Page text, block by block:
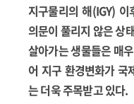
지구물리의 해(IGY)
의문이 풀리지 않은 상
살아가는 생물들은 매
어 지구 환경변화가 국
는 더욱 주목받고 있다.